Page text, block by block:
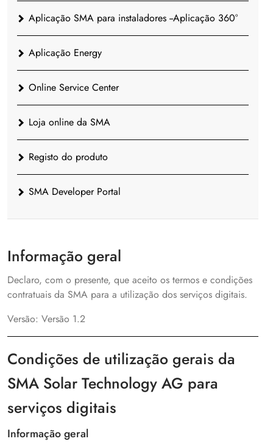
Aplicação SMA para instaladores --Aplicação 360°
Aplicação Energy
Online Service Center
Loja online da SMA
Registo do produto
SMA Developer Portal
Informação geral
Declaro, com o presente, que aceito os termos e condições
contratuais da SMA para a utilização dos serviços digitais.
Versão: Versão 1.2
Condições de utilização gerais da
SMA Solar Technology AG para
serviços digitais
Informação geral